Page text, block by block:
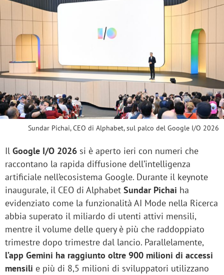
Sundar Pichai, CEO di Alphabet, sul palco del Google I/O 2026
Il Google I/O 2026 si è aperto ieri con numeri che
raccontano la rapida diffusione dell’intelligenza
artificiale nell’ecosistema Google. Durante il keynote
inaugurale, il CEO di Alphabet Sundar Pichai ha
evidenziato come la funzionalità AI Mode nella Ricerca
abbia superato il miliardo di utenti attivi mensili,
mentre il volume delle query è più che raddoppiato
trimestre dopo trimestre dal lancio. Parallelamente,
l’app Gemini ha raggiunto oltre 900 milioni di accessi
mensili e più di 8,5 milioni di sviluppatori utilizzano